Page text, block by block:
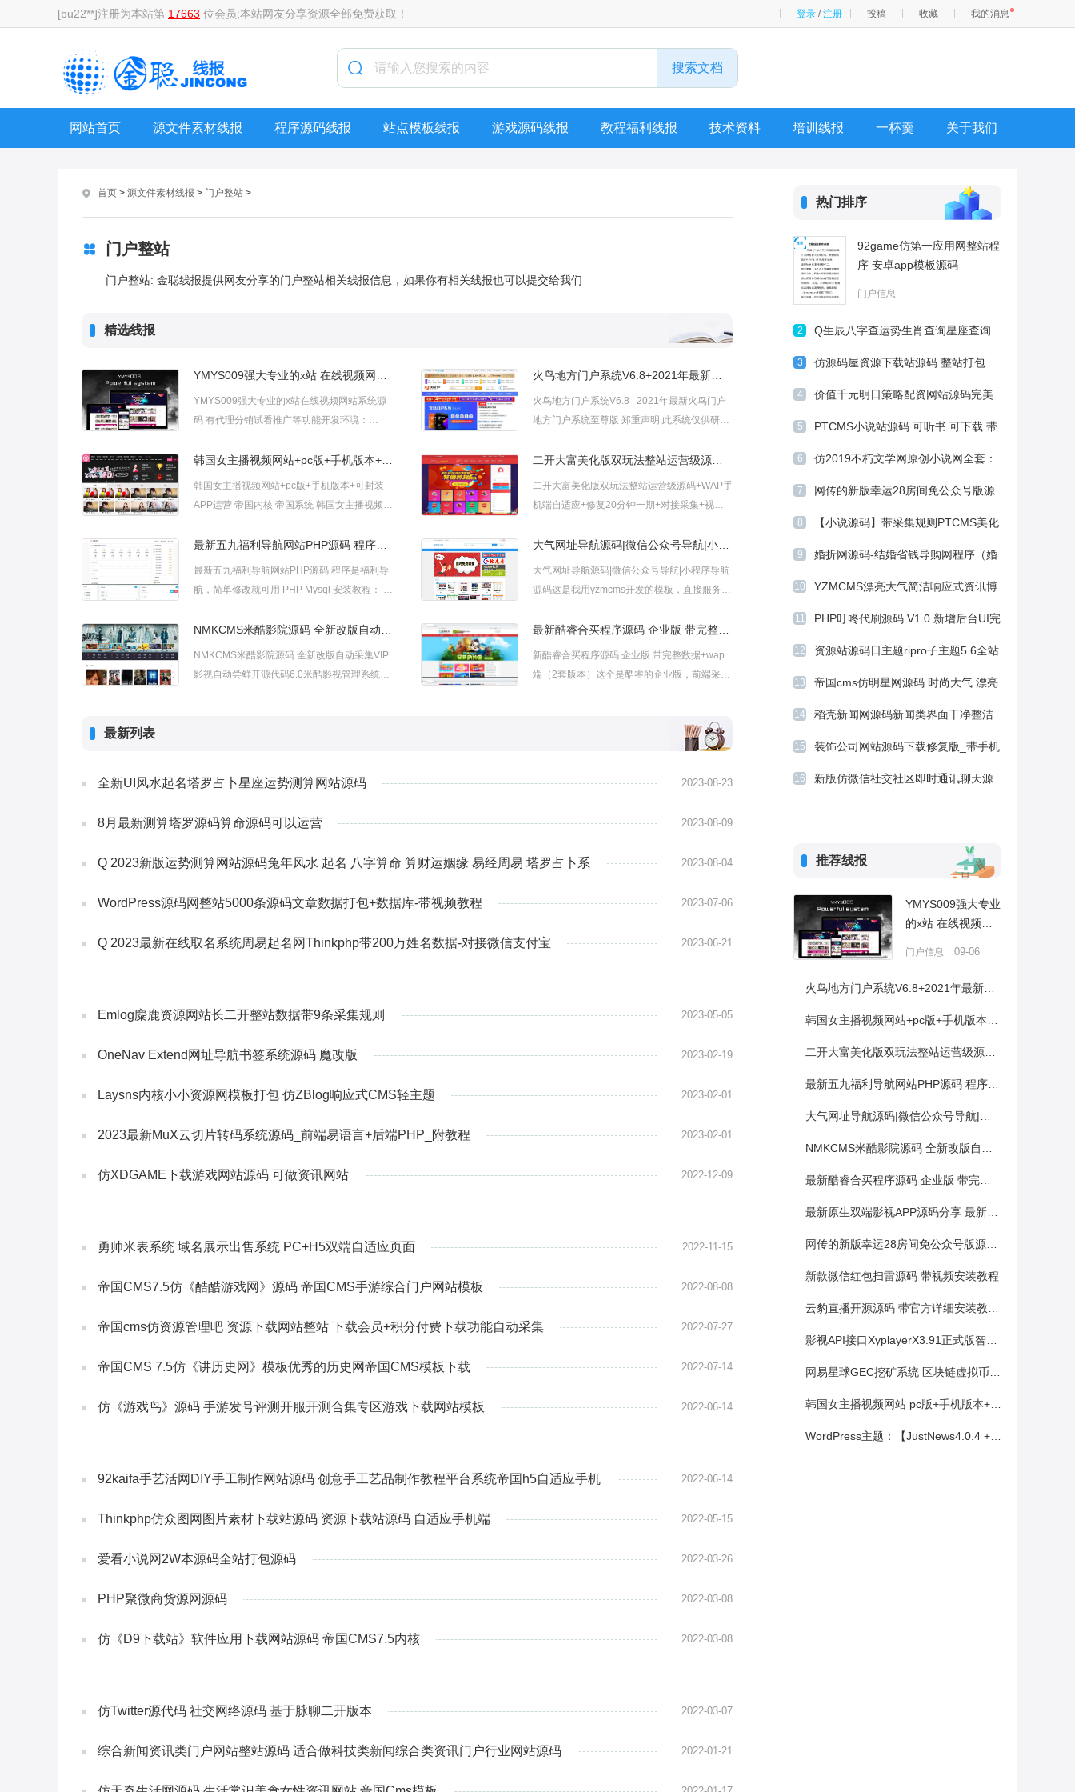
[bu22**]注册为本站第 17663 位会员;本站网友分享资源全部免费获取！ 登录 /注册 投稿 收藏 我的消息
网站首页 源文件素材线报 程序源码线报 站点模板线报 游戏源码线报 教程福利线报 技术资料 培训线报 一杯羹 关于我们
首页 > 源文件素材线报 > 门户整站 >
门户整站
门户整站: 金聪线报提供网友分享的门户整站相关线报信息，如果你有相关线报也可以提交给我们
精选线报
YMYS009强大专业的x站在线视频网站系统源
码 有代理分销试看推广等功能开发环境：
境：PHP7.0及以上 + Apache + MySQL5.5以
火鸟地方门户系统V6.8 | 2021年最新火鸟门户
地方门户系统至尊版 郑重声明,此系统仅供研究
含4端：PC+H5+小程序+APP,我看了下一共16
韩国女主播视频网站+pc版+手机版本+可封装
APP运营 帝国内核 帝国系统 韩国女主播视频网
二开大富美化版双玩法整站运营级源码+WAP手
机端自适应+修复20分钟一期+对接采集+视频
分享给我的大富二次开发版，界面有些改动，
最新五九福利导航网站PHP源码 程序是福利导
航，简单修改就可用 PHP Mysql 安装教程： 导
用说明： 后台地址：域名/login.php 管理员账
大气网址导航源码|微信公众号导航|小程序导航
源码这是我用yzmcms开发的模板，直接服务器
内，可用作网址导航、微信小程序导航、APP
NMKCMS米酷影院源码 全新改版自动采集VIP
影视自动尝鲜开源代码6.0米酷影视管理系统
新酷睿合买程序源码 企业版 带完整数据+wap
端（2套版本）这个是酷睿的企业版，前端采用
戏前端采用全新Egret（白鹭）游戏引擎开发，
后端采用全新ThinkPHP5.0框架开发、后端语
最新列表
全新UI风水起名塔罗占卜星座运势测算网站源码 2023-08-23
8月最新测算塔罗源码算命源码可以运营 2023-08-09
Q 2023新版运势测算网站源码兔年风水 起名 八字算命 算财运姻缘 易经周易 塔罗占卜系 2023-08-04
WordPress源码网整站5000条源码文章数据打包+数据库-带视频教程 2023-07-06
Q 2023最新在线取名系统周易起名网Thinkphp带200万姓名数据-对接微信支付宝 2023-06-21
Emlog麋鹿资源网站长二开整站数据带9条采集规则 2023-05-05
OneNav Extend网址导航书签系统源码 魔改版 2023-02-19
Laysns内核小小资源网模板打包 仿ZBlog响应式CMS轻主题 2023-02-01
2023最新MuX云切片转码系统源码_前端易语言+后端PHP_附教程 2023-02-01
仿XDGAME下载游戏网站源码 可做资讯网站 2022-12-09
勇帅米表系统 域名展示出售系统 PC+H5双端自适应页面 2022-11-15
帝国CMS7.5仿《酷酷游戏网》源码 帝国CMS手游综合门户网站模板 2022-08-08
帝国cms仿资源管理吧 资源下载网站整站 下载会员+积分付费下载功能自动采集 2022-07-27
帝国CMS 7.5仿《讲历史网》模板优秀的历史网帝国CMS模板下载 2022-07-14
仿《游戏鸟》源码 手游发号评测开服开测合集专区游戏下载网站模板 2022-06-14
92kaifa手艺活网DIY手工制作网站源码 创意手工艺品制作教程平台系统帝国h5自适应手机 2022-06-14
Thinkphp仿众图网图片素材下载站源码 资源下载站源码 自适应手机端 2022-05-15
爱看小说网2W本源码全站打包源码 2022-03-26
PHP聚微商货源网源码 2022-03-08
仿《D9下载站》软件应用下载网站源码 帝国CMS7.5内核 2022-03-08
仿Twitter源代码 社交网络源码 基于脉聊二开版本 2022-03-07
综合新闻资讯类门户网站整站源码 适合做科技类新闻综合类资讯门户行业网站源码 2022-01-21
热门排序
92game仿第一应用网整站程
序 安卓app模板源码
门户信息
2
Q生辰八字查运势生肖查询星座查询
血型风水算命周易八卦相学灵签解签
3
仿源码屋资源下载站源码 整站打包
WordPress主题
4
价值千元明日策略配资网站源码完美
运营版+Thinkphp自适应手机端+封装
5
PTCMS小说站源码 可听书 可下载 带
自动采集和搭建视频教程
6
仿2019不朽文学网原创小说网全套：
含支付宝支付接口+微信支付+微信登
7
网传的新版幸运28房间免公众号版源
码+安装教程
8
【小说源码】带采集规则PTCMS美化
UI新版全新发布[运营级别]
9
婚折网源码-结婚省钱导购网程序（婚
嫁行业O2O营销平台）
10
YZMCMS漂亮大气简洁响应式资讯博
11
PHP叮咚代刷源码 V1.0 新增后台UI完
美去授权
12
资源站源码日主题ripro子主题5.6全站
美化包 二开集成后台 WordPress主题
13
帝国cms仿明星网源码 时尚大气 漂亮
美观 明星网资讯网站系统
14
稻壳新闻网源码新闻类界面干净整洁
php源码带后台可做博客可采集
15
装饰公司网站源码下载修复版_带手机
移动端Thinkphp内核后台功能强大
16
新版仿微信社交社区即时通讯聊天源
推荐线报
YMYS009强大专业
的x站 在线视频网
门户信息 09-06
火鸟地方门户系统V6.8+2021年最新火鸟门户地方门户系统至尊版+站长亲测
韩国女主播视频网站+pc版+手机版本+可封装APP运营 帝国内核
二开大富美化版双玩法整站运营级源码+WAP手机端自适应+修复20分钟一期+对接采集+视频安装教程
最新五九福利导航网站PHP源码 程序是福利导航，简单配置就可用
大气网址导航源码|微信公众号导航|小程序导航源码
NMKCMS米酷影院源码 全新改版自动采集VIP影视自动尝鲜开源代码6.0
最新酷睿合买程序源码 企业版 带完整数据+wap端（2套版本）
最新原生双端影视APP源码分享 最新二次开发影视APP视频VIP解析在线视频聚合系统源码
网传的新版幸运28房间免公众号版源码+安装教程
新款微信红包扫雷源码 带视频安装教程
云豹直播开源源码 带官方详细安装教程和视频教程 带三方对接文档
影视API接口XyplayerX3.91正式版智能影视解析系统完整版源码,带多条无广告线路
网易星球GEC挖矿系统 区块链虚拟币交易源码修复版 章鱼星球挖矿系统源码+安装教程
韩国女主播视频网站 pc版+手机版本+可封装APP 自带VIP系统+批量点卡生成 无错运营版
WordPress主题：【JustNews4.0.4 + QAPress问答插件】适合源码站虚拟资源站个人博客